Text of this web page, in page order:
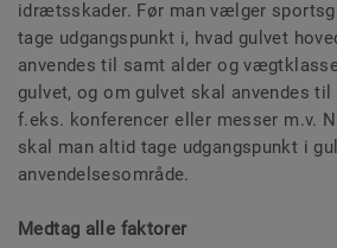
idrætsskader. Før man vælger
tage udgangspunkt i, hvad gulvet
anvendes til samt alder og
gulvet, og om gulvet skal anvendes
f.eks. konferencer eller messer m.v.
skal man altid tage udgangspunkt i
anvendelsesområde.
Medtag alle faktorer